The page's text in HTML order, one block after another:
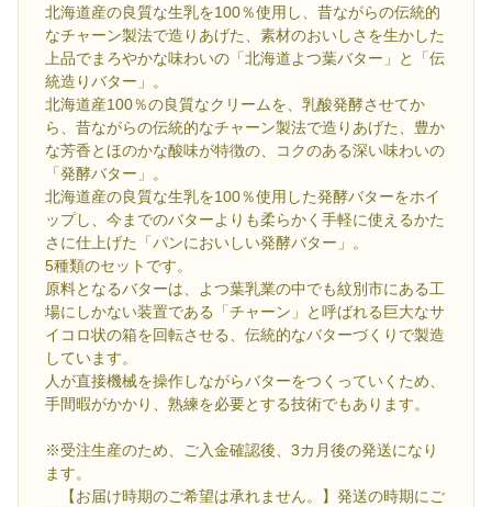
北海道産の良質な生乳を100％使用し、昔ながらの伝統的
なチャーン製法で造りあげた、素材のおいしさを生かした
上品でまろやかな味わいの「北海道よつ葉バター」と「伝
統造りバター」。
北海道産100％の良質なクリームを、乳酸発酵させてか
ら、昔ながらの伝統的なチャーン製法で造りあげた、豊か
な芳香とほのかな酸味が特徴の、コクのある深い味わいの
「発酵バター」。
北海道産の良質な生乳を100％使用した発酵バターをホイ
ップし、今までのバターよりも柔らかく手軽に使えるかた
さに仕上げた「パンにおいしい発酵バター」。
5種類のセットです。
原料となるバターは、よつ葉乳業の中でも紋別市にある工
場にしかない装置である「チャーン」と呼ばれる巨大なサ
イコロ状の箱を回転させる、伝統的なバターづくりで製造
しています。
人が直接機械を操作しながらバターをつくっていくため、
手間暇がかかり、熟練を必要とする技術でもあります。
※受注生産のため、ご入金確認後、3カ月後の発送になり
ます。
【お届け時期のご希望は承れません。】発送の時期にご